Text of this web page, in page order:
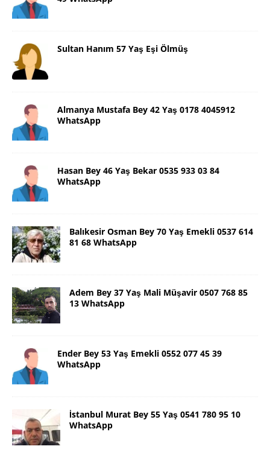
Sultan Hanım 57 Yaş Eşi Ölmüş
Almanya Mustafa Bey 42 Yaş 0178 4045912
WhatsApp
Hasan Bey 46 Yaş Bekar 0535 933 03 84
WhatsApp
Balıkesir Osman Bey 70 Yaş Emekli 0537 614
81 68 WhatsApp
Adem Bey 37 Yaş Mali Müşavir 0507 768 85
13 WhatsApp
Ender Bey 53 Yaş Emekli 0552 077 45 39
WhatsApp
İstanbul Murat Bey 55 Yaş 0541 780 95 10
WhatsApp